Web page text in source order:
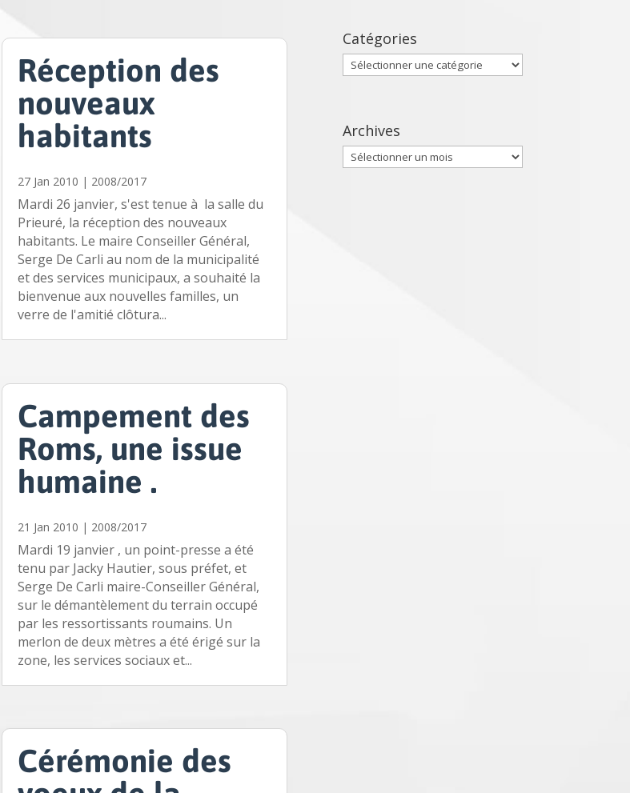
Réception des
nouveaux
habitants
27 Jan 2010 | 2008/2017
Mardi 26 janvier, s'est tenue à la salle du
Prieuré, la réception des nouveaux
habitants. Le maire Conseiller Général,
Serge De Carli au nom de la municipalité
et des services municipaux, a souhaité la
bienvenue aux nouvelles familles, un
verre de l'amitié clôtura...
Campement des
Roms, une issue
humaine .
21 Jan 2010 | 2008/2017
Mardi 19 janvier , un point-presse a été
tenu par Jacky Hautier, sous préfet, et
Serge De Carli maire-Conseiller Général,
sur le démantèlement du terrain occupé
par les ressortissants roumains. Un
merlon de deux mètres a été érigé sur la
zone, les services sociaux et...
Cérémonie des
Catégories
Catégories
Archives
Archives